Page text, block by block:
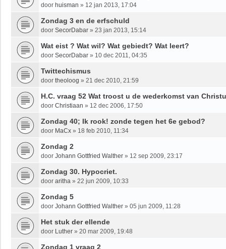
door huisman » 12 jan 2013, 17:04
Zondag 3 en de erfschuld
door SecorDabar » 23 jan 2013, 15:14
Wat eist ? Wat wil? Wat gebiedt? Wat leert?
door SecorDabar » 10 dec 2011, 04:35
Twittechismus
door theoloog » 21 dec 2010, 21:59
H.C. vraag 52 Wat troost u de wederkomst van
door Christiaan » 12 dec 2006, 17:50
Zondag 40; Ik rook! zonde tegen het 6e gebod?
door MaCx » 18 feb 2010, 11:34
Zondag 2
door Johann Gottfried Walther » 12 sep 2009, 23:17
Zondag 30. Hypocriet.
door aritha » 22 jun 2009, 10:33
Zondag 5
door Johann Gottfried Walther » 05 jun 2009, 11:28
Het stuk der ellende
door Luther » 20 mar 2009, 19:48
Zondag 1 vraag 2